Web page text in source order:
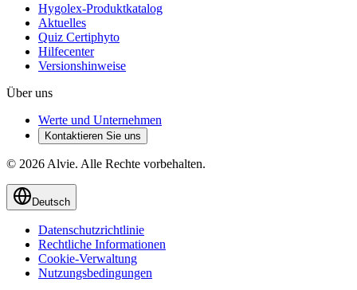
Hygolex-Produktkatalog
Aktuelles
Quiz Certiphyto
Hilfecenter
Versionshinweise
Über uns
Werte und Unternehmen
Kontaktieren Sie uns
© 2026 Alvie. Alle Rechte vorbehalten.
Deutsch
Datenschutzrichtlinie
Rechtliche Informationen
Cookie-Verwaltung
Nutzungsbedingungen